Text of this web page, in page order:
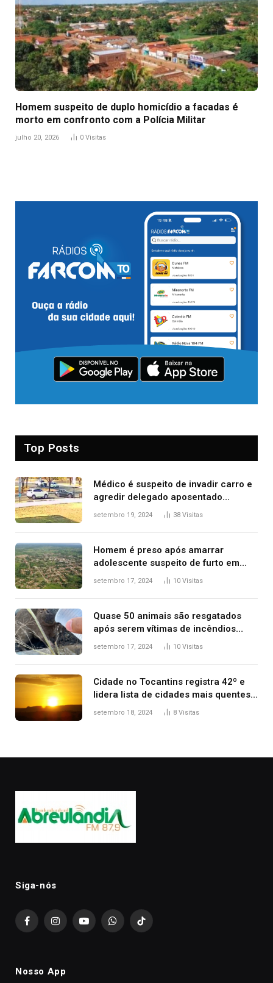
Homem suspeito de duplo homicídio a facadas é
morto em confronto com a Polícia Militar
julho 20, 2026 0 Visitas
Top Posts
Médico é suspeito de invadir carro e
agredir delegado aposentado
durante confusão no trânsito
setembro 19, 2024 38 Visitas
Homem é preso após amarrar
adolescente suspeito de furto em
estaca de cerca e agredi-lo
setembro 17, 2024 10 Visitas
Quase 50 animais são resgatados
após serem vítimas de incêndios
florestais no Tocantins
setembro 17, 2024 10 Visitas
Cidade no Tocantins registra 42º e
lidera lista de cidades mais quentes
do país, diz Inmet
setembro 18, 2024 8 Visitas
Siga-nós
FacebookInstagramYouTubeWhatsAppTikTok
Nosso App